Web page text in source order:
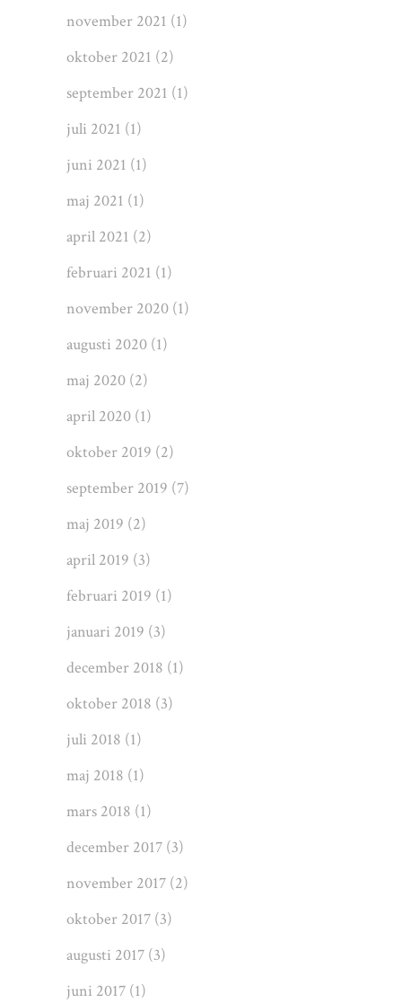
november 2021 (1)
oktober 2021 (2)
september 2021 (1)
juli 2021 (1)
juni 2021 (1)
maj 2021 (1)
april 2021 (2)
februari 2021 (1)
november 2020 (1)
augusti 2020 (1)
maj 2020 (2)
april 2020 (1)
oktober 2019 (2)
september 2019 (7)
maj 2019 (2)
april 2019 (3)
februari 2019 (1)
januari 2019 (3)
december 2018 (1)
oktober 2018 (3)
juli 2018 (1)
maj 2018 (1)
mars 2018 (1)
december 2017 (3)
november 2017 (2)
oktober 2017 (3)
augusti 2017 (3)
juni 2017 (1)